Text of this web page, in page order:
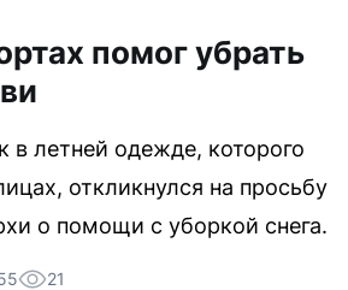
помог убрать
в летней одежде, которого
откликнулся на просьбу
о помощи с уборкой снега.
21